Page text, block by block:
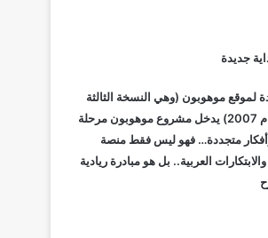
جديدة
لموقع موهوبون (وهي النسخة الثالثة
منذ انشاء الموقع في العام 2007) يدخل مشروع موهوبون مرحلة
متجددة… فهو ليس فقط منصة
العربية.. بل هو مبادرة ريادية